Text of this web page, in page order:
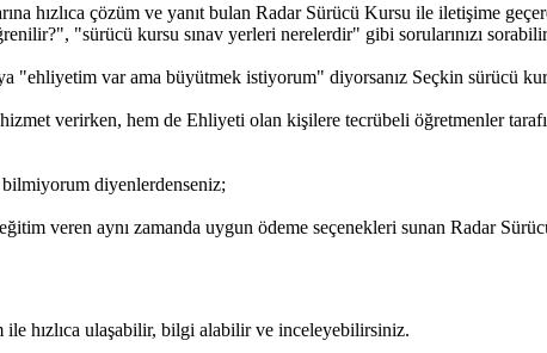
hızlıca çözüm ve yanıt bulan Radar Sürücü Kursu ile iletişime
"sürücü kursu sınav yerleri nerelerdir" gibi sorularınızı
"ehliyetim var ama büyütmek istiyorum" diyorsanız Seçkin sürücü
verirken, hem de Ehliyeti olan kişilere tecrübeli öğretmenler
diyenlerdenseniz;
veren aynı zamanda uygun ödeme seçenekleri sunan Radar
hızlıca ulaşabilir, bilgi alabilir ve inceleyebilirsiniz.